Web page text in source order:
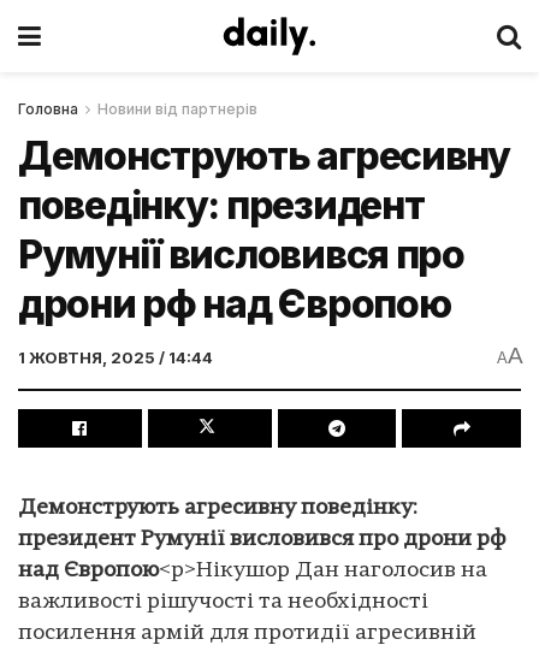
Головна Новини від партнерів
Демонструють агресивну
поведінку: президент
Румунії висловився про
дрони рф над Європою
1 ЖОВТНЯ, 2025 / 14:44 AA
Демонструють агресивну поведінку:
президент Румунії висловився про дрони рф
над Європою<p>Нікушор Дан наголосив на
важливості рішучості та необхідності
посилення армій для протидії агресивній